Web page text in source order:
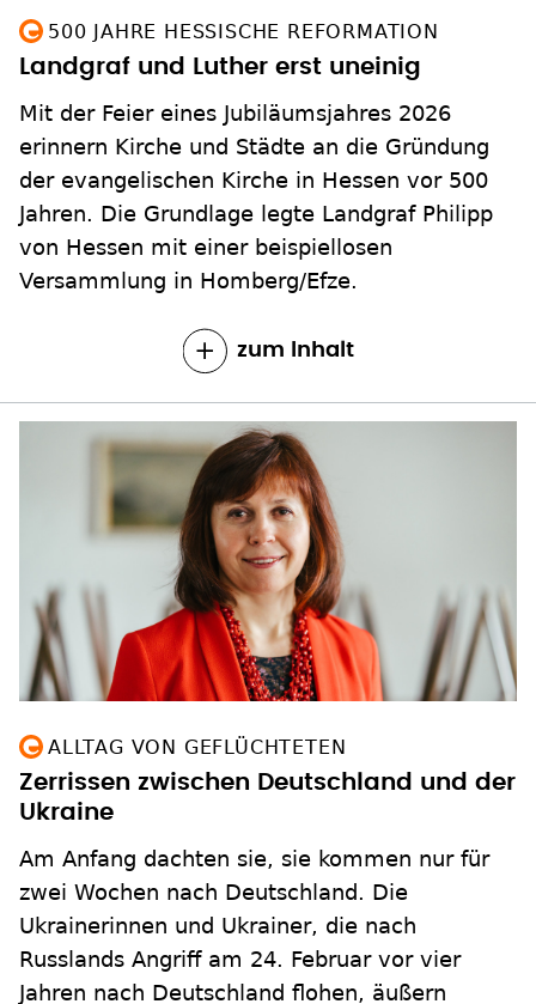
500 JAHRE HESSISCHE REFORMATION
Landgraf und Luther erst uneinig
Mit der Feier eines Jubiläumsjahres 2026
erinnern Kirche und Städte an die Gründung
der evangelischen Kirche in Hessen vor 500
Jahren. Die Grundlage legte Landgraf Philipp
von Hessen mit einer beispiellosen
Versammlung in Homberg/Efze.
zum Inhalt
ALLTAG VON GEFLÜCHTETEN
Zerrissen zwischen Deutschland und der
Ukraine
Am Anfang dachten sie, sie kommen nur für
zwei Wochen nach Deutschland. Die
Ukrainerinnen und Ukrainer, die nach
Russlands Angriff am 24. Februar vor vier
Jahren nach Deutschland flohen, äußern